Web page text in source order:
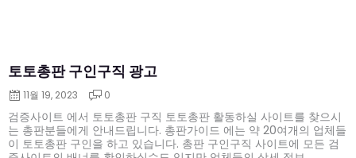
토토총판 구인구직 광고
11월 19, 2023 0
검증사이트 에서 토토총판 구직 토토총판 활동하실 사이트를 찾으시
는 총판분들에게 안내드립니다. 총판가이드 에는 약 20여개의 업체들
이 토토총판 구인을 하고 있습니다. 총판 구인구직 사이트에 모든 검